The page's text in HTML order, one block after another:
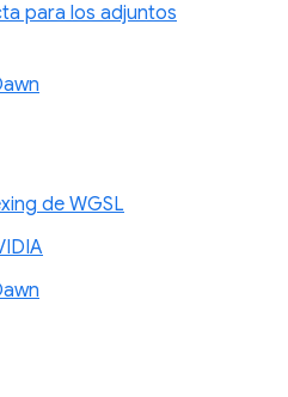
para los adjuntos
de WGSL